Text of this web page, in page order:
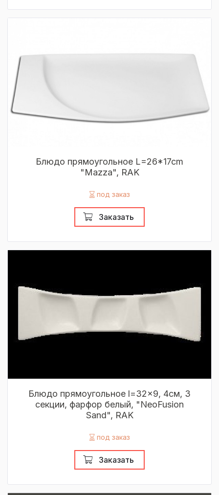
Блюдо прямоугольное L=26*17cm
"Mazza", RAK
под заказ
Заказать
Блюдо прямоугольное l=32x9, 4см, 3
секции, фарфор белый, "NeoFusion
Sand", RAK
под заказ
Заказать